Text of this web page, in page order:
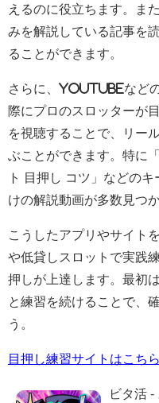
えるのに役立ちます。ま
みを解説している記事を
ることができます。
さらに、YouTubeなど
際にプロのスロッターが
を視聴することで、リー
ぶことができます。特に
ト 目押し コツ」などの
けの解説動画が多数見つか
こうしたアプリやサイト
や低貸しスロットで実践
押しが上達します。最初
と練習を続けることで、
う。
目押し練習サイトはこちら
ビタ活